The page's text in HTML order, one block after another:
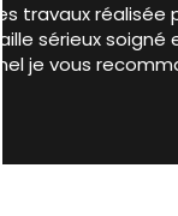
Un grand
complet de
toit a retrouvé
coup de neuf
ponctuelle et
spéciale pour
du travail. Je